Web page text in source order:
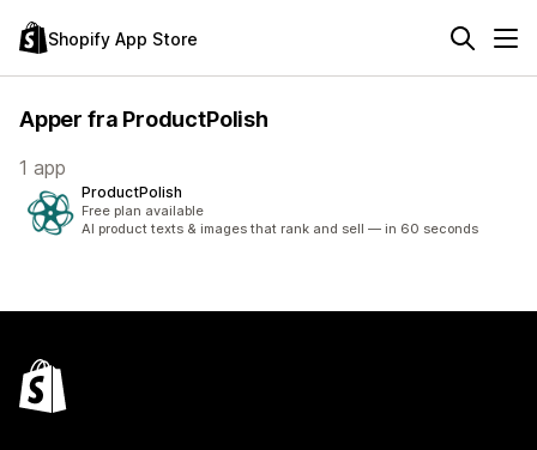
Shopify App Store
Apper fra ProductPolish
1 app
ProductPolish
Free plan available
AI product texts & images that rank and sell — in 60 seconds